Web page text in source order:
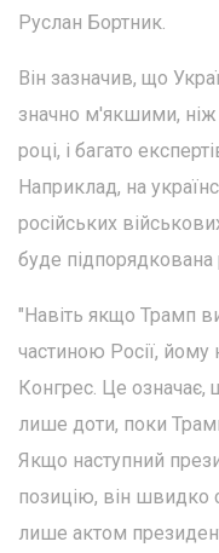
Руслан Бортник.
Він зазначив, що
значно м'якшими, ніж
році, і багато
Наприклад, на
російських
буде підпорядкована
"Навіть якщо Трамп
частиною Росії, йому
Конгрес. Це означає,
лише доти, поки
Якщо наступний
позицію, він швидко
лише актом